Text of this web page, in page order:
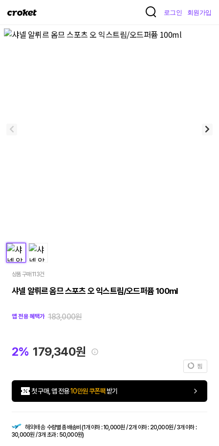
크
켓
로그인 회원가입
상품 구매 113건
샤넬 알뤼르 옴므 스포츠 오 익스트림/오드퍼퓸 100ml
앱 전용 혜택가 183,000원
2% 179,340원
찜
첫 구매, 앱 전용10만원 쿠폰팩 받기
해외배송 수량별 총 배송비 (1개 이하 : 10,000원 / 2개 이하 : 20,000원 / 3개 이하 :
30,000원 / 3개 초과 : 50,000원)